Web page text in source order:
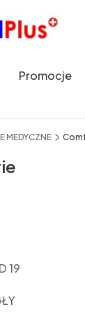
Promocje
MEDYCZNE
19